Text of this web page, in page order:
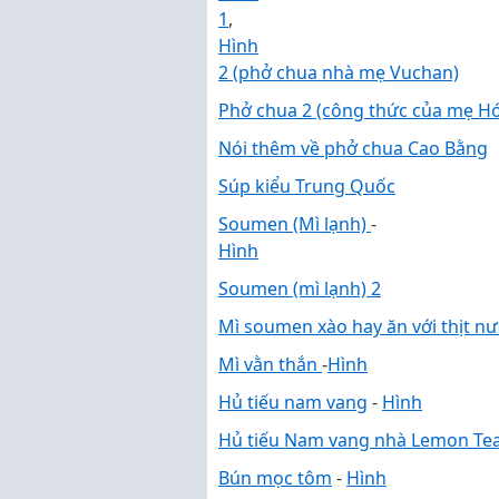
1,
Hình
2 (phở chua nhà mẹ Vuchan)
Phở chua 2 (công thức của mẹ
Nói thêm về phở chua Cao Bằng
Súp kiểu Trung Quốc
Soumen (Mì lạnh)-
Hình
Soumen (mì lạnh) 2
Mì soumen xào hay ăn với thịt
Mì vằn thắn -Hình
Hủ tiếu nam vang - Hình
Hủ tiếu Nam vang nhà Lemon
Bún mọc tôm - Hình